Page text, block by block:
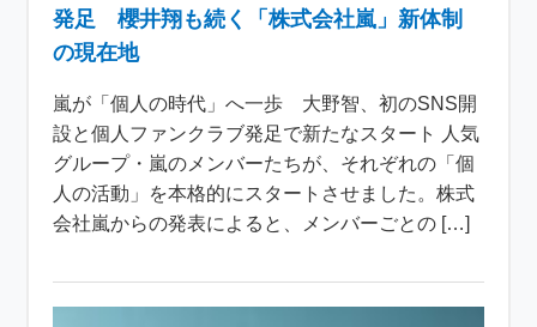
発足 櫻井翔も続く「株式会社嵐」新体制
の現在地
嵐が「個人の時代」へ一歩 大野智、初のSNS開
設と個人ファンクラブ発足で新たなスタート 人気
グループ・嵐のメンバーたちが、それぞれの「個
人の活動」を本格的にスタートさせました。株式
会社嵐からの発表によると、メンバーごとの […]